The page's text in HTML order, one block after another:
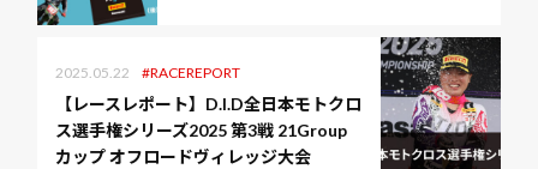
2025.05.22 RACEREPORT
【レースレポート】D.I.D全日本モトクロ
ス選手権シリーズ2025 第3戦 21Group
カップ オフロードヴィレッジ大会